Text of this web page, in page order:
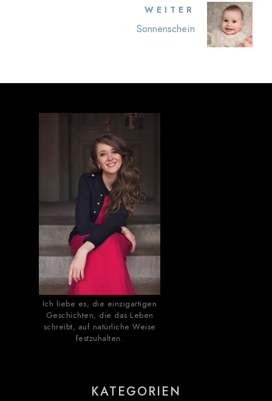
WEITER
Sonnenschein
Ich liebe es, die einzigartigen
Geschichten, die das Leben
schreibt, auf natürliche Weise
festzuhalten.
KATEGORIEN